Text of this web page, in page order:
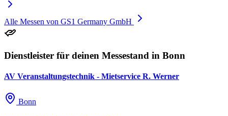
Alle Messen von GS1 Germany GmbH
Dienstleister für deinen Messestand in Bonn
AV Veranstaltungstechnik - Mietservice R. Werner
Bonn